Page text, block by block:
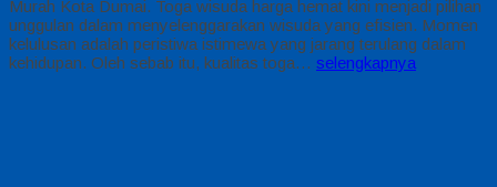
Murah Kota Dumai. Toga wisuda harga hemat kini menjadi pilihan
unggulan dalam menyelenggarakan wisuda yang efisien. Momen
kelulusan adalah peristiwa istimewa yang jarang terulang dalam
kehidupan. Oleh sebab itu, kualitas toga… selengkapnya